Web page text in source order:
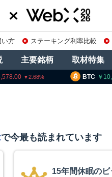
い方 ステーキング利率比較
主要銘柄 取材特集
BTC 10,265,000 0.15
で今最も読まれています
コインチェック